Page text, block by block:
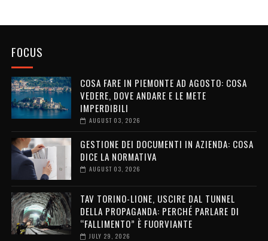
FOCUS
COSA FARE IN PIEMONTE AD AGOSTO: COSA
VEDERE, DOVE ANDARE E LE METE
IMPERDIBILI
AUGUST 03, 2026
GESTIONE DEI DOCUMENTI IN AZIENDA: COSA
DICE LA NORMATIVA
AUGUST 03, 2026
TAV TORINO-LIONE, USCIRE DAL TUNNEL
DELLA PROPAGANDA: PERCHÉ PARLARE DI
“FALLIMENTO” È FUORVIANTE
JULY 29, 2026